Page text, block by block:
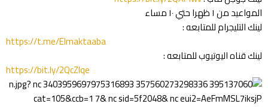
المواعيد من ١ ظهرا حتي ١٠ مساء
لينك التليجرام للمتابعه :
https://t.me/Elmaktaaba
لينك قناه اليوتيوب للمتابعه :
https://bit.ly/2QcZIqe